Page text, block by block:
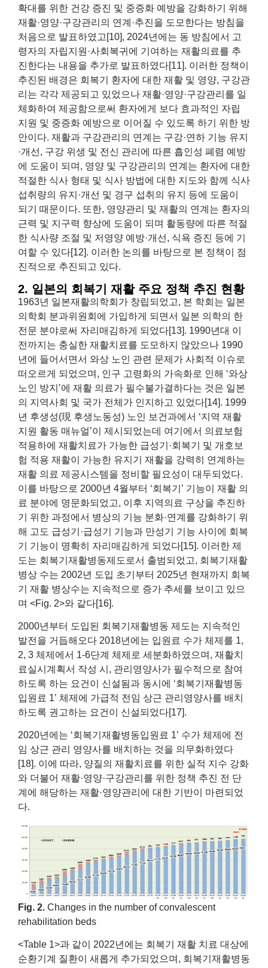
확대를 위한 건강 증진 및 중증화 예방을 강화하기 위해
재활·영양·구강관리의 연계·추진을 도모한다는 방침을
처음으로 발표하였고[10], 2024년에는 동 방침에서 고
령자의 자립지원·사회복귀에 기여하는 재활의료를 추
진한다는 내용을 추가로 발표하였다[11]. 이러한 정책이
추진된 배경은 회복기 환자에 대한 재활 및 영양, 구강관
리는 각각 제공되고 있었으나 재활·영양·구강관리를 일
체화하여 제공함으로써 환자에게 보다 효과적인 자립
지원 및 중증화 예방으로 이어질 수 있도록 하기 위한 방
안이다. 재활과 구강관리의 연계는 구강·연하 기능 유지
·개선, 구강 위생 및 전신 관리에 따른 흡인성 폐렴 예방
에 도움이 되며, 영양 및 구강관리의 연계는 환자에 대한
적절한 식사 형태 및 식사 방법에 대한 지도와 함께 식사
섭취량의 유지·개선 및 경구 섭취의 유지 등에 도움이
되기 때문이다. 또한, 영양관리 및 재활의 연계는 환자의
근력 및 지구력 향상에 도움이 되며 활동량에 따른 적절
한 식사량 조절 및 저영양 예방·개선, 식욕 증진 등에 기
여할 수 있다[12]. 이러한 논의를 바탕으로 본 정책이 점
진적으로 추진되고 있다.
2. 일본의 회복기 재활 주요 정책 추진 현황
1963년 일본재활의학회가 창립되었고, 본 학회는 일본
의학회 분과위원회에 가입하게 되면서 일본 의학의 한
전문 분야로써 자리매김하게 되었다[13]. 1990년대 이
전까지는 충실한 재활치료를 도모하지 않았으나 1990
년에 들어서면서 와상 노인 관련 문제가 사회적 이슈로
떠오르게 되었으며, 인구 고령화의 가속화로 인해 ‘와상
노인 방지’에 재활 의료가 필수불가결하다는 것은 일본
의 지역사회 및 국가 전체가 인지하고 있었다[14]. 1999
년 후생성(現 후생노동성) 노인 보건과에서 ‘지역 재활
지원 활동 매뉴얼’이 제시되었는데 여기에서 의료보험
적용하에 재활치료가 가능한 급성기·회복기 및 개호보
험 적용 재활이 가능한 유지기 재활을 강력히 연계하는
재활 의료 제공시스템을 정비할 필요성이 대두되었다.
이를 바탕으로 2000년 4월부터 ‘회복기’ 기능이 재활 의
료 분야에 명문화되었고, 이후 지역의료 구상을 추진하
기 위한 과정에서 병상의 기능 분화·연계를 강화하기 위
해 고도 급성기·급성기 기능과 만성기 기능 사이에 회복
기 기능이 명확히 자리매김하게 되었다[15]. 이러한 제
도는 회복기재활병동제도로서 출범되었고, 회복기재활
병상 수는 2002년 도입 초기부터 2025년 현재까지 회복
기 재활 병상수는 지속적으로 증가 추세를 보이고 있으
며 <Fig. 2>와 같다[16].
2000년부터 도입된 회복기재활병동 제도는 지속적인
발전을 거듭해오다 2018년에는 입원료 수가 체제를 1,
2, 3 체제에서 1-6단계 체제로 세분화하였으며, 재활치
료실시계획서 작성 시, 관리영양사가 필수적으로 참여
하도록 하는 요건이 신설됨과 동시에 ‘회복기재활병동
입원료 1’ 체제에 가급적 전임 상근 관리영양사를 배치
하도록 권고하는 요건이 신설되었다[17].
2020년에는 ‘회복기재활병동입원료 1’ 수가 체제에 전
임 상근 관리 영양사를 배치하는 것을 의무화하였다
[18]. 이에 따라, 양질의 재활치료를 위한 실적 지수 강화
와 더불어 재활·영양·구강관리를 위한 정책 추진 전 단
계에 해당하는 재활·영양관리에 대한 기반이 마련되었
다.
Fig. 2. Changes in the number of convalescent
rehabilitation beds
<Table 1>과 같이 2022년에는 회복기 재활 치료 대상에
순환기계 질환이 새롭게 추가되었으며, 회복기재활병동